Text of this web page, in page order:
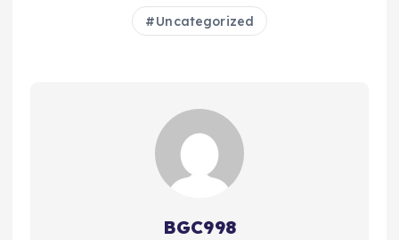
Uncategorized
BGC998